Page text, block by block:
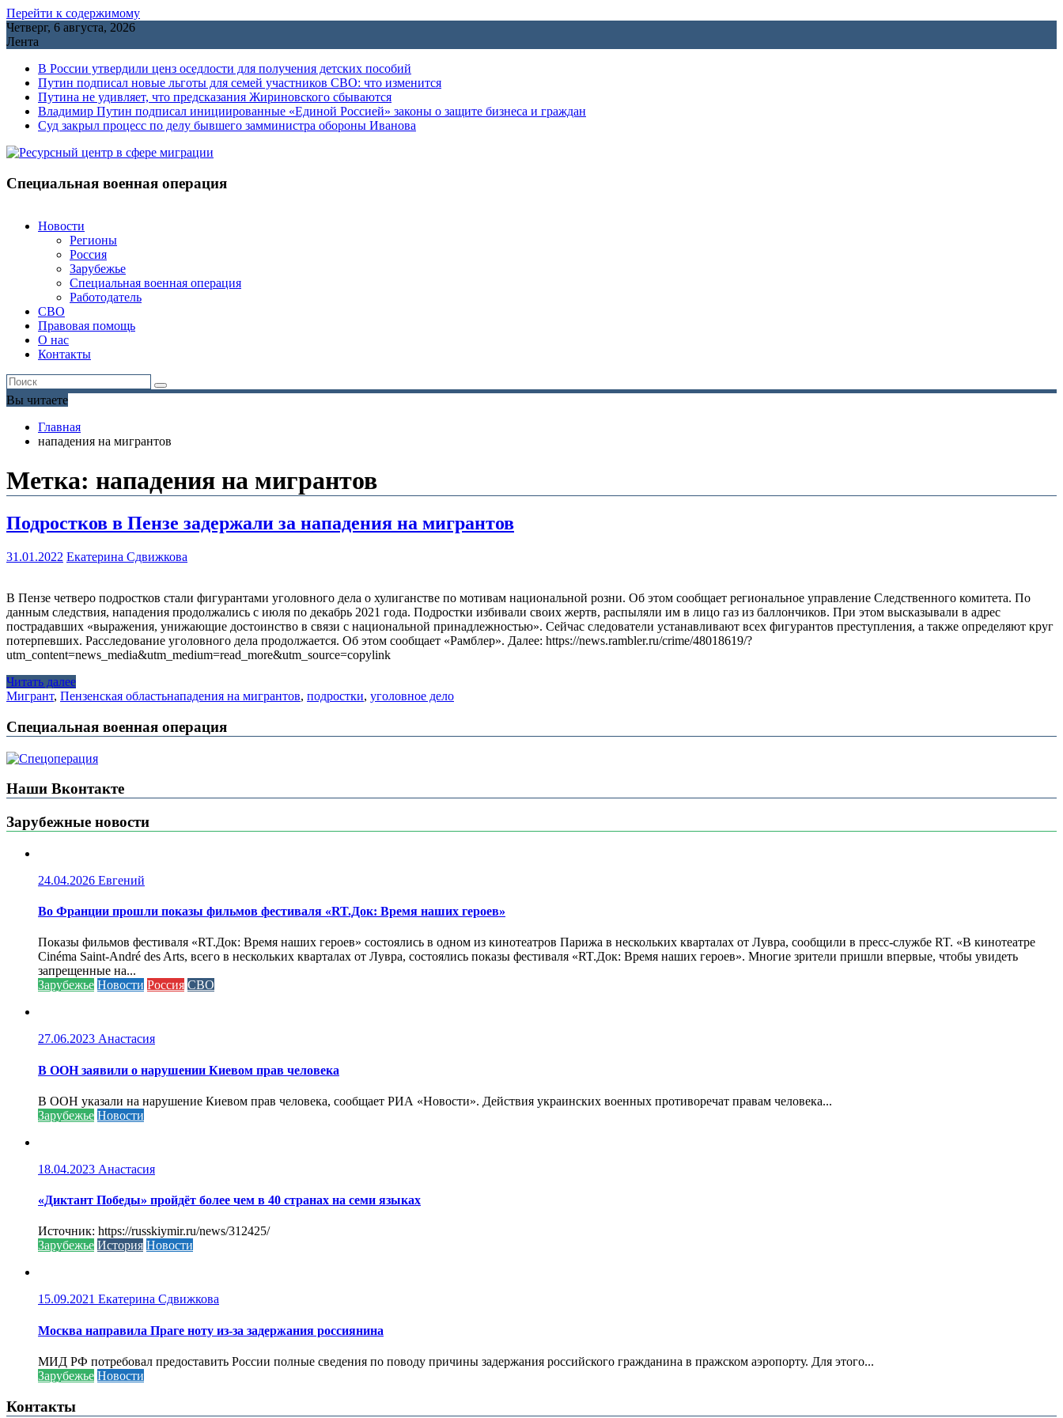
Перейти к содержимому
Четверг, 6 августа, 2026
Лента
В России утвердили ценз оседлости для получения детских пособий
Путин подписал новые льготы для семей участников СВО: что изменится
Путина не удивляет, что предсказания Жириновского сбываются
Владимир Путин подписал инициированные «Единой Россией» законы о защите бизнеса и граждан
Cуд закрыл процесс по делу бывшего замминистра обороны Иванова
Специальная военная операция
Новости
Регионы
Россия
Зарубежье
Специальная военная операция
Работодатель
СВО
Правовая помощь
О нас
Контакты
Вы читаете
Главная
нападения на мигрантов
Метка: нападения на мигрантов
Подростков в Пензе задержали за нападения на мигрантов
31.01.2022 Екатерина Сдвижкова
В Пензе четверо подростков стали фигурантами уголовного дела о хулиганстве по мотивам национальной розни. Об этом сообщает региональное управление Следственного комитета. По
данным следствия, нападения продолжались с июля по декабрь 2021 года. Подростки избивали своих жертв, распыляли им в лицо газ из баллончиков. При этом высказывали в адрес
пострадавших «выражения, унижающие достоинство в связи с национальной принадлежностью». Сейчас следователи устанавливают всех фигурантов преступления, а также определяют круг
потерпевших. Расследование уголовного дела продолжается. Об этом сообщает «Рамблер». Далее: https://news.rambler.ru/crime/48018619/?
utm_content=news_media&utm_medium=read_more&utm_source=copylink
Читать далее
Мигрант, Пензенская областьнападения на мигрантов, подростки, уголовное дело
Специальная военная операция
Наши Вконтакте
Зарубежные новости
24.04.2026 Евгений
Во Франции прошли показы фильмов фестиваля «RT.Док: Время наших героев»
Показы фильмов фестиваля «RT.Док: Время наших героев» состоялись в одном из кинотеатров Парижа в нескольких кварталах от Лувра, сообщили в пресс-службе RT. «В кинотеатре
Cinéma Saint-André des Arts, всего в нескольких кварталах от Лувра, состоялись показы фестиваля «RT.Док: Время наших героев». Многие зрители пришли впервые, чтобы увидеть
запрещенные на...
Зарубежье Новости Россия СВО
27.06.2023 Анастасия
В ООН заявили о нарушении Киевом прав человека
В ООН указали на нарушение Киевом прав человека, сообщает РИА «Новости». Действия украинских военных противоречат правам человека...
Зарубежье Новости
18.04.2023 Анастасия
«Диктант Победы» пройдёт более чем в 40 странах на семи языках
Источник: https://russkiymir.ru/news/312425/
Зарубежье История Новости
15.09.2021 Екатерина Сдвижкова
Москва направила Праге ноту из-за задержания россиянина
МИД РФ потребовал предоставить России полные сведения по поводу причины задержания российского гражданина в пражском аэропорту. Для этого...
Зарубежье Новости
Контакты